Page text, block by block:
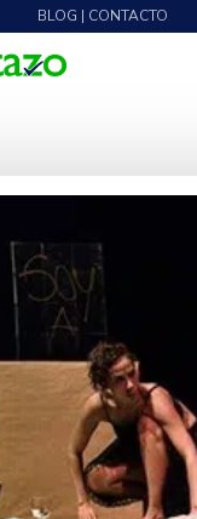
BLOG | CONTACTO